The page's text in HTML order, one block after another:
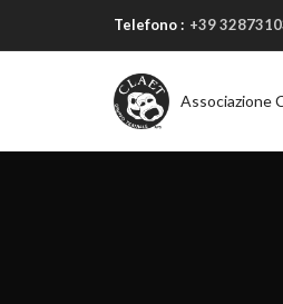
Telefono : +39
Associazione